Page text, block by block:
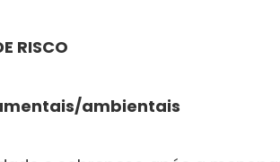
RISCO
ambientais